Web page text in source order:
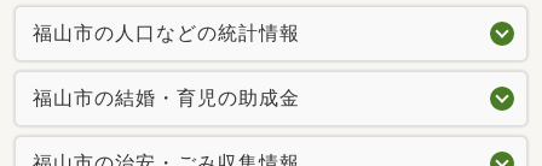
福山市の人口などの統計情報
福山市の結婚・育児の助成金